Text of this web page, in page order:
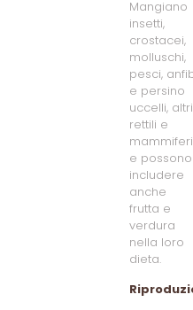
Mangiano
insetti,
crostacei,
molluschi,
pesci,
e persino
uccelli, altri
rettili e
mammiferi
e possono
includere
anche
frutta e
verdura
nella loro
dieta.